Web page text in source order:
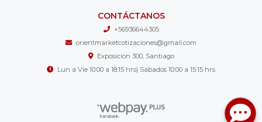
CONTÁCTANOS
+56936644305
orientmarketcotizaciones@gmail.com
Exposicion 300, Santiago
Lun a Vie 10:00 a 18:15 hrs| Sábados 10:00 a 15:15 hrs